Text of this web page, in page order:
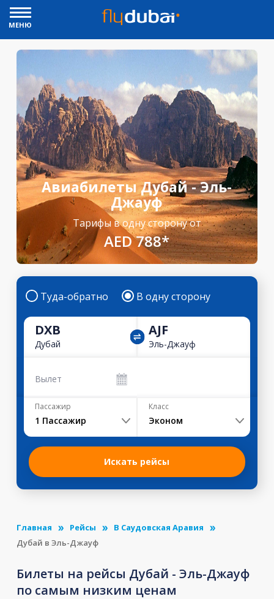
МЕНЮ
Авиабилеты Дубай - Эль-
Джауф
Тарифы в одну сторону от
AED 788*
Туда-обратно В одну сторону
DXB
Дубай
AJF
Эль-Джауф
Вылет
Пассажир
1 Пассажир
Класс
Эконом
Искать рейсы
Главная Рейсы
В Саудовская Аравия
Дубай в Эль-Джауф
Билеты на рейсы Дубай - Эль-Джауф
по самым низким ценам